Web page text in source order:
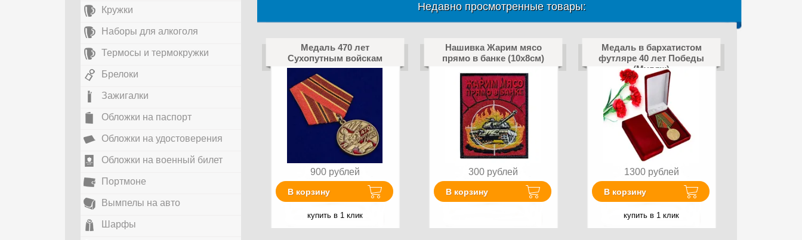
Недавно просмотренные товары:
Медаль 470 лет
Сухопутным войскам
900 рублей
В корзину
купить в 1 клик
Нашивка Жарим мясо
прямо в банке (10х8см)
300 рублей
В корзину
Медаль в бархатистом
футляре 40 лет Победы
(Муляж)
1300 рублей
В корзину
купить в 1 клик
Кружки
Наборы для алкоголя
Термосы и термокружки
Брелоки
Зажигалки
Обложки на паспорт
Обложки на удостоверения
Обложки на военный билет
Портмоне
Вымпелы на авто
Шарфы